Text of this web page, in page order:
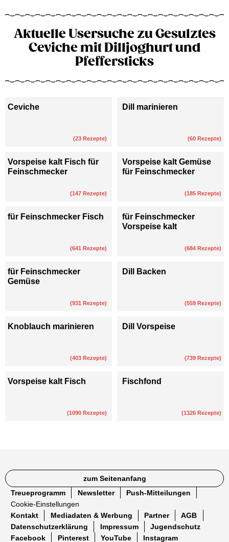
Aktuelle Usersuche zu Gesulztes
Ceviche mit Dilljoghurt und
Pfeffersticks
Ceviche
(23 Rezepte)
Dill marinieren
(60 Rezepte)
Vorspeise kalt Fisch für
Feinschmecker
(147 Rezepte)
Vorspeise kalt Gemüse
für Feinschmecker
(185 Rezepte)
für Feinschmecker Fisch
(641 Rezepte)
für Feinschmecker
Vorspeise kalt
(684 Rezepte)
für Feinschmecker
Gemüse
(931 Rezepte)
Dill Backen
(559 Rezepte)
Knoblauch marinieren
(403 Rezepte)
Dill Vorspeise
(739 Rezepte)
Vorspeise kalt Fisch
(1090 Rezepte)
Fischfond
(1326 Rezepte)
zum Seitenanfang
Treueprogramm
Newsletter
Push-Mitteilungen
Cookie-Einstellungen
Kontakt
Mediadaten & Werbung Partner
AGB
Datenschutzerklärung
Impressum
Jugendschutz
Facebook
Pinterest YouTube Instagram